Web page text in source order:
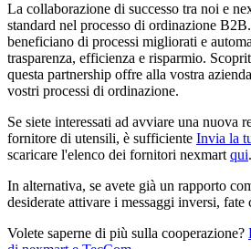
La collaborazione di successo tra noi e
standard nel processo di ordinazione
beneficiano di processi migliorati e
trasparenza, efficienza e risparmio.
questa partnership offre alla vostra
vostri processi di ordinazione.
Se siete interessati ad avviare una nuova
fornitore di utensili, è sufficiente Invia la
scaricare l'elenco dei fornitori nexmart qui.
In alternativa, se avete già un rapporto
desiderate attivare i messaggi inversi, fate
Volete saperne di più sulla cooperazione?